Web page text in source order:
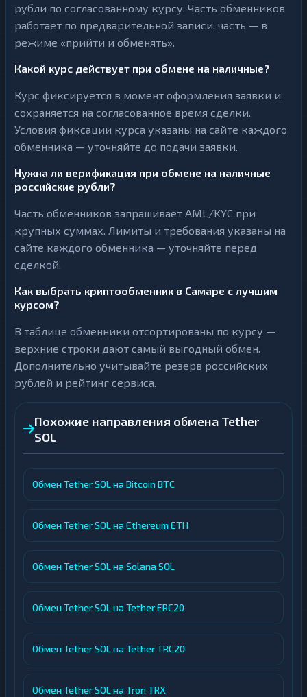
рубли по согласованному курсу. Часть обменников
работает по предварительной записи, часть — в
режиме «прийти и обменять».
Какой курс действует при обмене на наличные?
Курс фиксируется в момент оформления заявки и
сохраняется на согласованное время сделки.
Условия фиксации курса указаны на сайте каждого
обменника — уточняйте до подачи заявки.
Нужна ли верификация при обмене на наличные
российские рубли?
Часть обменников запрашивает AML/KYC при
крупных суммах. Лимиты и требования указаны на
сайте каждого обменника — уточняйте перед
сделкой.
Как выбрать криптообменник в Самаре с лучшим
курсом?
В таблице обменники отсортированы по курсу —
верхние строки дают самый выгодный обмен.
Дополнительно учитывайте резерв российских
рублей и рейтинг сервиса.
Похожие направления обмена Tether
SOL
Обмен Tether SOL на Bitcoin BTC
Обмен Tether SOL на Ethereum ETH
Обмен Tether SOL на Solana SOL
Обмен Tether SOL на Tether ERC20
Обмен Tether SOL на Tether TRC20
Обмен Tether SOL на Tron TRX